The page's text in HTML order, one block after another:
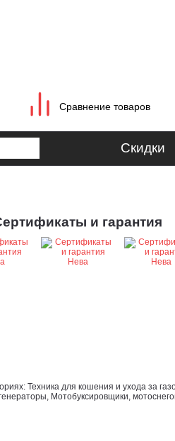
Сравнение товаров
Скидки
и гарантия
Техника для кошения и ухода за
Мотобуксировщики,